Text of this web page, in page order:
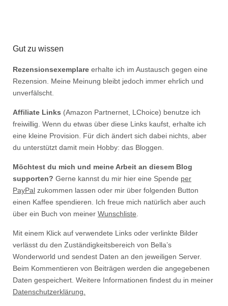
Gut zu wissen
Rezensionsexemplare erhalte ich im Austausch gegen eine
Rezension. Meine Meinung bleibt jedoch immer ehrlich und
unverfälscht.
Affiliate Links (Amazon Partnernet, LChoice) benutze ich
freiwillig. Wenn du etwas über diese Links kaufst, erhalte ich
eine kleine Provision. Für dich ändert sich dabei nichts, aber
du unterstützt damit mein Hobby: das Bloggen.
Möchtest du mich und meine Arbeit an diesem Blog
supporten? Gerne kannst du mir hier eine Spende per
PayPal zukommen lassen oder mir über folgenden Button
einen Kaffee spendieren. Ich freue mich natürlich aber auch
über ein Buch von meiner Wunschliste.
Mit einem Klick auf verwendete Links oder verlinkte Bilder
verlässt du den Zuständigkeitsbereich von Bella’s
Wonderworld und sendest Daten an den jeweiligen Server.
Beim Kommentieren von Beiträgen werden die angegebenen
Daten gespeichert. Weitere Informationen findest du in meiner
Datenschutzerklärung.